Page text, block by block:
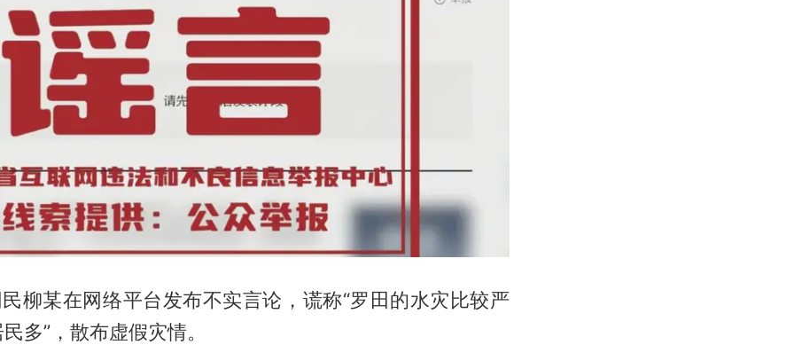
柳某在网络平台发布不实言论，谎称“罗田的水灾比较严
多”，散布虚假灾情。